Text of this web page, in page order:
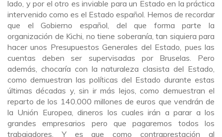
lado, y por el otro es inviable para un Estado en la práctica
intervenido como es el Estado español. Hemos de recordar
que el Gobierno español, del que forma parte la
organización de Kichi, no tiene soberanía, tan siquiera para
hacer unos Presupuestos Generales del Estado, pues las
cuentas deben ser supervisadas por Bruselas. Pero
además, chocaría con la naturaleza clasista del Estado,
como demuestran las políticas del Estado durante estas
últimas décadas y, sin ir más lejos, como demuestran el
reparto de los 140.000 millones de euros que vendrán de
la Unión Europea, dineros los cuales irán a parar a los
grandes empresarios pero que pagaremos todos los
trabajadores. Y es que como contraprestación al